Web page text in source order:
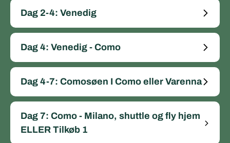
Dag 2-4: Venedig
Dag 4: Venedig - Como
Dag 4-7: Comosøen I Como eller Varenna
Dag 7: Como - Milano, shuttle og fly hjem
ELLER Tilkøb 1